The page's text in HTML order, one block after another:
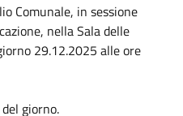
Comunale, in sessione
nella Sala delle
29.12.2025 alle ore
giorno.